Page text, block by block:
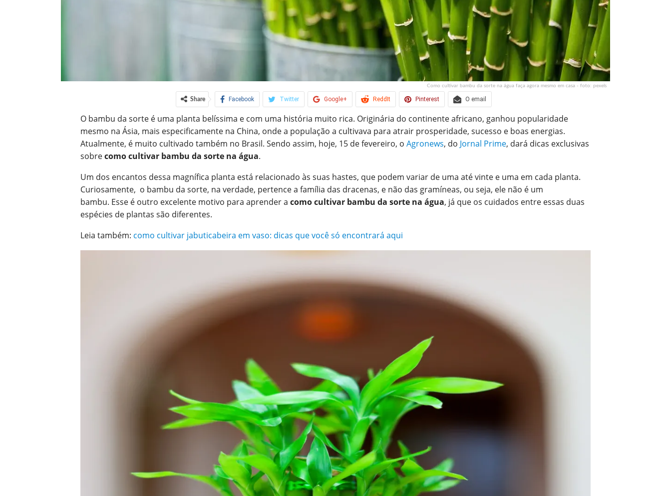
Como cultivar bambu da sorte na água faça agora mesmo em casa - foto: pexels
Share Facebook Twitter Google+ ReddIt Pinterest O email
O bambu da sorte é uma planta belíssima e com uma história muito rica. Originária do continente africano, ganhou popularidade
mesmo na Ásia, mais especificamente na China, onde a população a cultivava para atrair prosperidade, sucesso e boas energias.
Atualmente, é muito cultivado também no Brasil. Sendo assim, hoje, 15 de fevereiro, oAgronews, do Jornal Prime, dará dicas exclusivas
sobrecomo cultivar bambu da sorte na água.
Um dos encantos dessa magnífica planta está relacionado às suas hastes, que podem variar de uma até vinte e uma em cada planta.
Curiosamente, o bambu da sorte, na verdade, pertence a família das dracenas, e não das gramíneas, ou seja, ele não é um
bambu. Esse é outro excelente motivo para aprender acomo cultivar bambu da sorte na água, já que os cuidados entre essas duas
espécies de plantas são diferentes.
Leia também: como cultivar jabuticabeira em vaso: dicas que você só encontrará aqui